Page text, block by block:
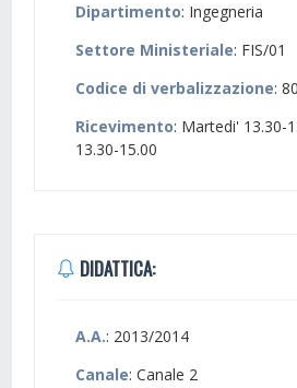
Dipartimento: Ingegneria
Settore Ministeriale: FIS/01
Codice di verbalizzazione:
Ricevimento: Martedi' 13.30-
13.30-15.00
DIDATTICA:
A.A.: 2013/2014
Canale: Canale 2